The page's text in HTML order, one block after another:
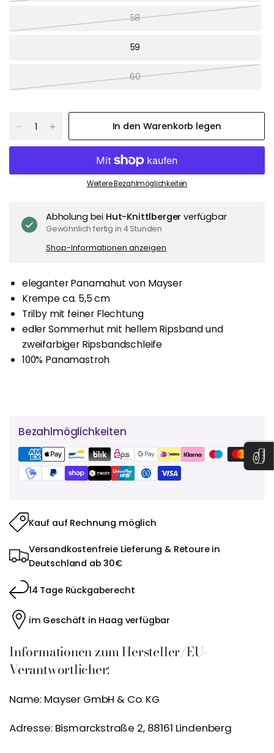
58
59
60
In den Warenkorb legen
Weitere Bezahlmöglichkeiten
Abholung bei Hut-Knittlberger verfügbar
Gewöhnlich fertig in 4 Stunden
Shop-Informationen anzeigen
eleganter Panamahut von Mayser
Krempe ca. 5,5 cm
Trilby mit feiner Flechtung
edler Sommerhut mit hellem Ripsband und
zweifarbiger Ripsbandschleife
100% Panamastroh
Bezahlmöglichkeiten
Kauf auf Rechnung möglich
Versandkostenfreie Lieferung & Retoure in
Deutschland ab 30€
14 Tage Rückgaberecht
im Geschäft in Haag verfügbar
Informationen zum Hersteller/EU-
Verantwortlicher:
Name: Mayser GmbH & Co. KG
Adresse: Bismarckstraße 2, 88161 Lindenberg